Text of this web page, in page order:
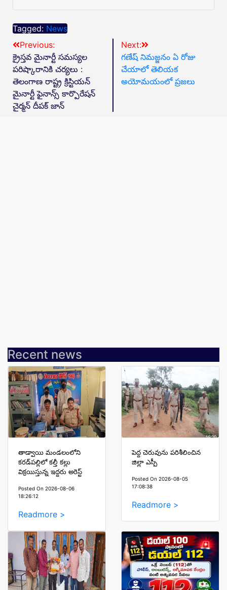
Tagged: News
Previous:
క్రైస్తవ మైనార్టీ సమస్యల
పరిష్కారానికి చర్యలు :
తెలంగాణ రాష్ట్ర క్రిస్టియన్
మైనార్టీ ఫైనాన్స్ కార్పొరేషన్
చైర్మన్ దీపక్ జాన్
Next:
గణేష్ నిమజ్జనం ఏ రోజు
చేయాలో తెలియక
అయోమయంలో ప్రజలు
Recent news
తాడ్వాయి మండలంలోని
కరడ్‌పల్లిలో కల్తీ కల్లు
విక్రయిస్తున్న ఇద్దరు అరెస్ట్
Posted On 2026-08-06
18:26:12
Readmore >
పెద్ద చెరువును పరిశీలించిన
జిల్లా ఎస్పీ
Posted On 2026-08-05
17:08:38
Readmore >